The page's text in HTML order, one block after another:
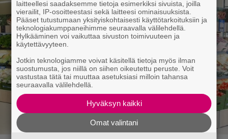
laitteellesi saadaksemme tietoja esimerkiksi sivuista, joilla
vierailit, IP-osoitteestasi sekä laitteesi ominaisuuksista.
Pääset tutustumaan yksityiskohtaisesti käyttötarkoituksiin ja
teknologiakumppaneihimme seuraavalla välilehdellä.
Hylkääminen voi vaikuttaa sivuston toimivuuteen ja
käytettävyyteen.
Jotkin teknologiamme voivat käsitellä tietoja myös ilman
suostumusta, jos niillä on siihen oikeutettu peruste. Voit
vastustaa tätä tai muuttaa asetuksiasi milloin tahansa
seuraavalla välilehdellä.
Hyväksyn kaikki
Omat valintani